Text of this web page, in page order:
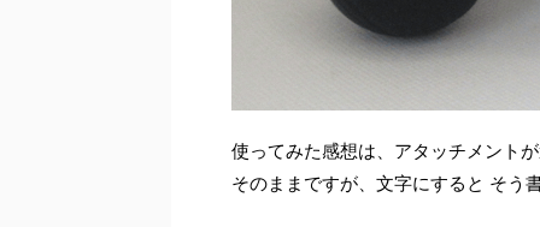
使ってみた感想は、アタッチメント
そのままですが、文字にすると そう